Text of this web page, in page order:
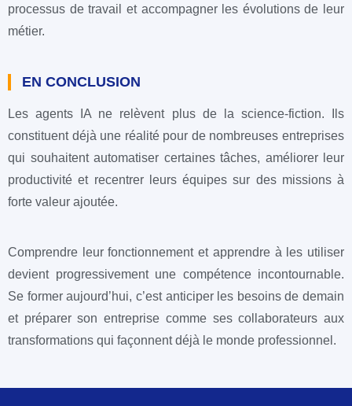
processus de travail et accompagner les évolutions de leur
métier.
EN CONCLUSION
Les agents IA ne relèvent plus de la science-fiction. Ils
constituent déjà une réalité pour de nombreuses entreprises
qui souhaitent automatiser certaines tâches, améliorer leur
productivité et recentrer leurs équipes sur des missions à
forte valeur ajoutée.
Comprendre leur fonctionnement et apprendre à les utiliser
devient progressivement une compétence incontournable.
Se former aujourd’hui, c’est anticiper les besoins de demain
et préparer son entreprise comme ses collaborateurs aux
transformations qui façonnent déjà le monde professionnel.